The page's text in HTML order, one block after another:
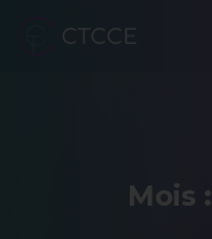
Mois :